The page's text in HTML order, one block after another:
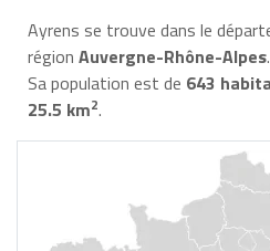
Ayrens se trouve dans le
région Auvergne-Rhône-Alpes.
Sa population est de 643
25.5 km2.